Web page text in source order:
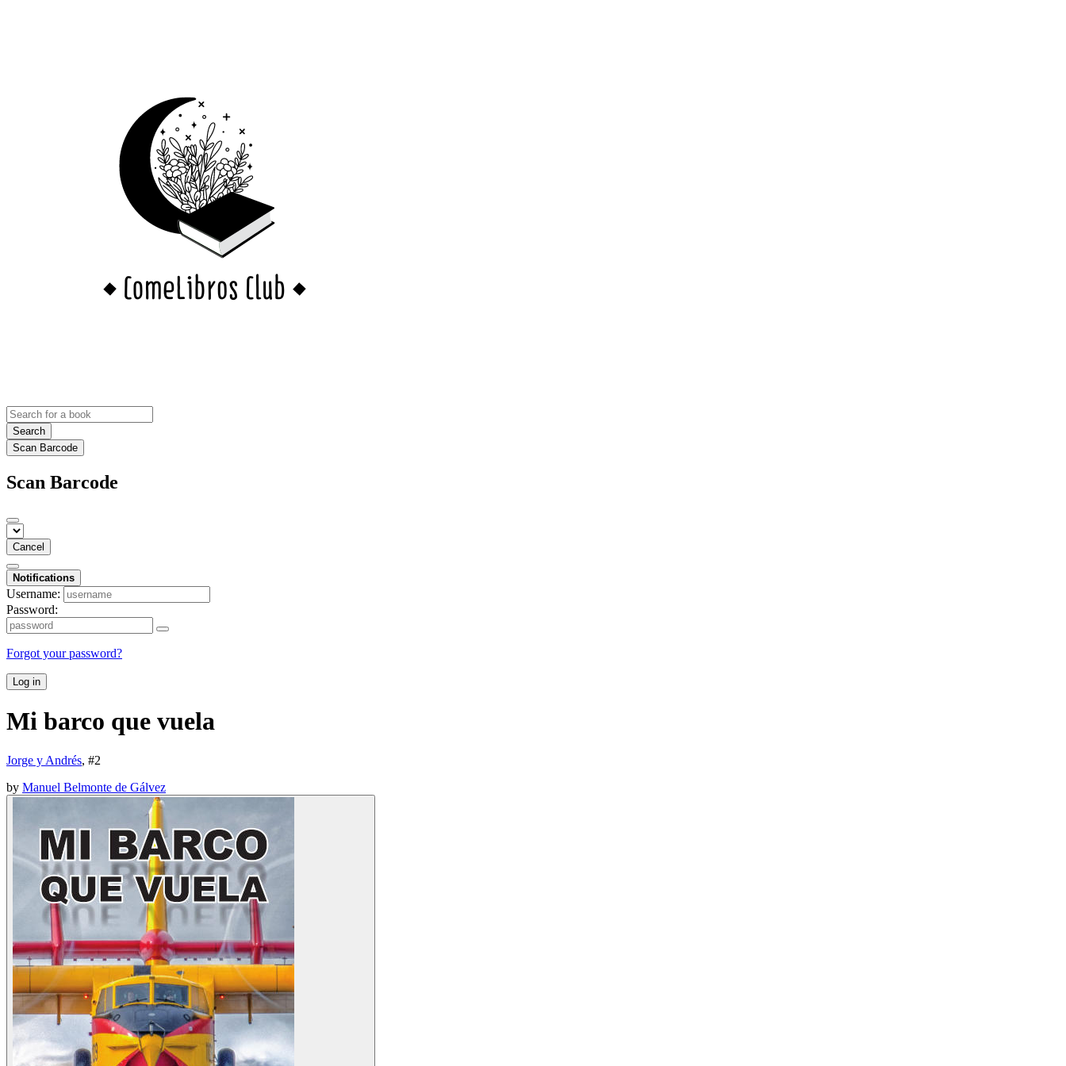
Search
Scan Barcode
Scan Barcode
Cancel
Notifications
Username:
Password:
Forgot your password?
Log in
Mi barco que vuela
Jorge y Andrés, #2
by Manuel Belmonte de Gálvez